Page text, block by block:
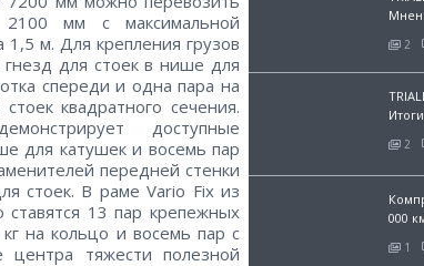
мм с максимальной
м. Для крепления грузов
для стоек в нише для
спереди и одна пара на
квадратного сечения.
доступные
для катушек и восемь пар
передней стенки
стоек. В раме Vario Fix из
13 пар крепежных
на кольцо и восемь пар с
тяжести полезной
2
2
000
1